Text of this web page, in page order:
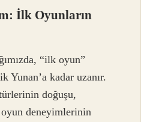
İlk Oyunların
“ilk oyun”
Yunan’a kadar uzanır.
doğuşu,
deneyimlerinin